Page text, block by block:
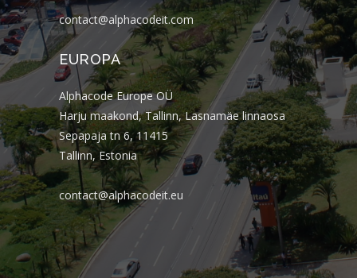
contact@alphacodeit.com
EUROPA
Alphacode Europe OÜ
Harju maakond, Tallinn, Lasnamäe linnaosa
Sepapaja tn 6, 11415
Tallinn, Estonia
contact@alphacodeit.eu